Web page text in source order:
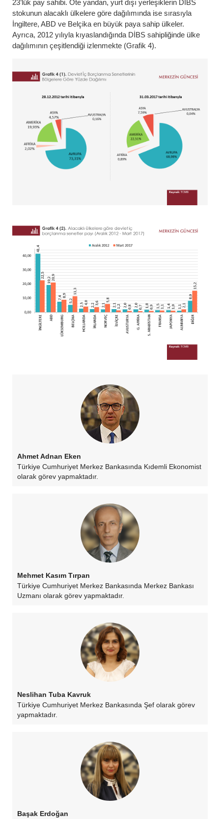
23’lük pay sahibi. Öte yandan, yurt dışı yerleşiklerin DİBS
stokunun alacaklı ülkelere göre dağılımında ise sırasıyla
İngiltere, ABD ve Belçika en büyük paya sahip ülkeler.
Ayrıca, 2012 yılıyla kıyaslandığında DİBS sahipliğinde ülke
dağılımının çeşitlendiği izlenmekte (Grafik 4).
Ahmet Adnan Eken
Türkiye Cumhuriyet Merkez Bankasında Kıdemli Ekonomist
olarak görev yapmaktadır.
Mehmet Kasım Tırpan
Türkiye Cumhuriyet Merkez Bankasında Merkez Bankası
Uzmanı olarak görev yapmaktadır.
Neslihan Tuba Kavruk
Türkiye Cumhuriyet Merkez Bankasında Şef olarak görev
yapmaktadır.
Başak Erdoğan